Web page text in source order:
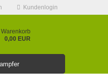
Kundenlogin
Warenkorb
0,00 EUR